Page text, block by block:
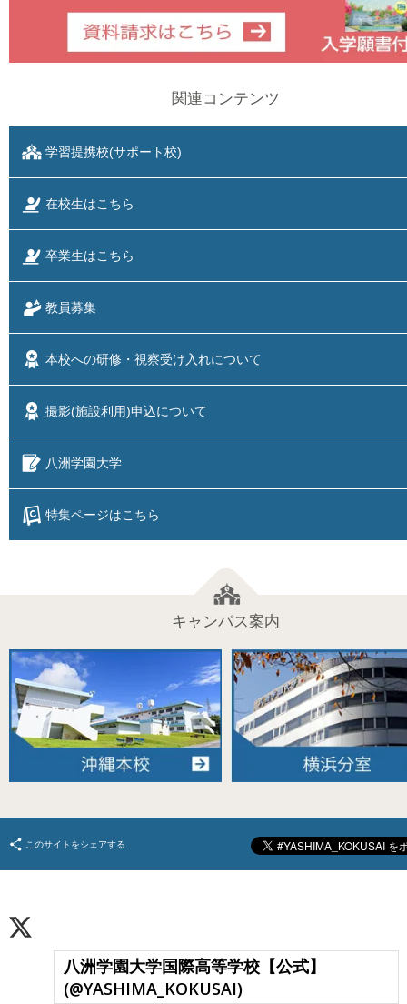
関連コンテンツ
学習提携校(サポート校)
在校生はこちら
卒業生はこちら
教員募集
本校への研修・視察受け入れについて
撮影(施設利用)申込について
八洲学園大学
特集ページはこちら
キャンパス案内
このサイトをシェアする